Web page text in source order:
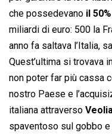
che possedevano il
miliardi di euro: 500 la
anno fa saltava l’Italia,
Quest’ultima si trovava
non poter far più cassa
nostro Paese e
italiana attraverso
spaventoso sul gobbo